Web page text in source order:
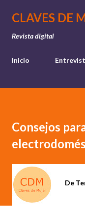
Ir al
CLAVES DE
Revista digital
Inicio
Consejos
De